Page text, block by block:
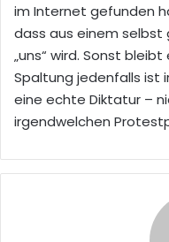
im Internet gefunden
dass aus einem selbst
„uns“ wird. Sonst
Spaltung jedenfalls ist
eine echte Diktatur –
irgendwelchen